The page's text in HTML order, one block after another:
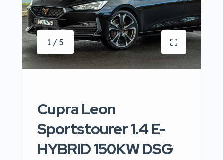
1 / 5
Cupra Leon
Sportstourer 1.4 E-
HYBRID 150KW DSG